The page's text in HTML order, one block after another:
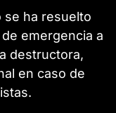
se ha resuelto
emergencia a
destructora,
en caso de